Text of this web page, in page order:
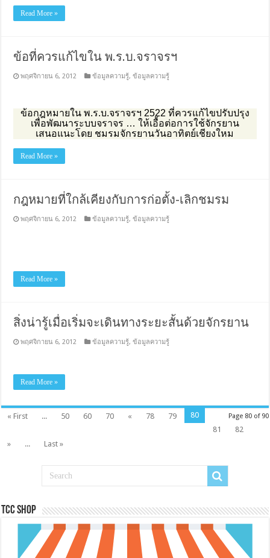
Read More »
ข้อที่ควรแก้ไขใน พ.ร.บ.จราจรฯ
พฤศจิกายน 6, 2012 ข้อมูลความรู้,ข้อมูลความรู้
ข้อกฎหมายใน พ.ร.บ.จราจรฯ 2522 ที่ควรแก้ไขปรับปรุง
เพื่อพัฒนาระบบจราจร … ให้เอื้อต่อการใช้จักรยาน
เสนอแนะโดย ชมรมจักรยานวันอาทิตย์เชียงใหม
Read More »
กฎหมายที่ใกล้เคียงกับการก่อตั้ง-เลิกชมรม
พฤศจิกายน 6, 2012 ข้อมูลความรู้,ข้อมูลความรู้
Read More »
สิ่งน่ารู้เมื่อเริ่มจะเดินทางระยะสั้นด้วยจักรยาน
พฤศจิกายน 6, 2012 ข้อมูลความรู้,ข้อมูลความรู้
Read More »
Page 80 of 90
« First ... 50 60 70 « 78 79
80
81
82
»
... Last »
Tcc Shop